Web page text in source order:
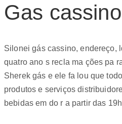
Gas cassino
Silonei gás cassino, endereço,
quatro ano s recla ma ções pa
Sherek gás e ele fa lou que
produtos e serviços
bebidas em do r a partir das